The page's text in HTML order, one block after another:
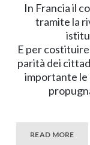
In Francia il
tramite la
E per
parità dei
importante le
READ MORE